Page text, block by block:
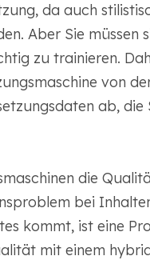
da auch
Aber Sie müssen
zu trainieren.
von
ab, die
die
bei
kommt, ist eine
mit einem